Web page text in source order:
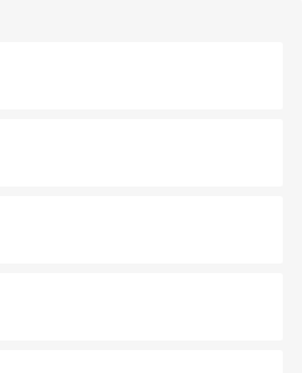
元の風情を楽しめる外せないスポット